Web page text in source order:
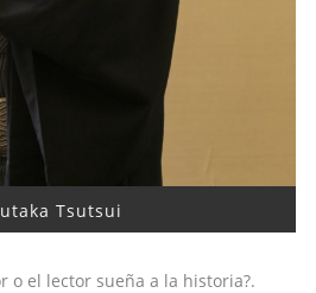
Tsutsui
o el lector sueña a la historia?.